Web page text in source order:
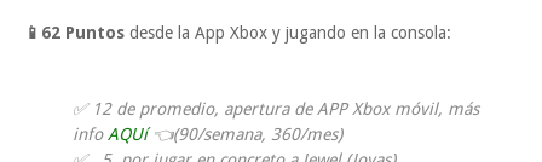
📱62 Puntos desde la App Xbox y jugando en la consola:
✅ 12 de promedio, apertura de APP Xbox móvil, más
infoAQUí👈(90/semana, 360/mes)